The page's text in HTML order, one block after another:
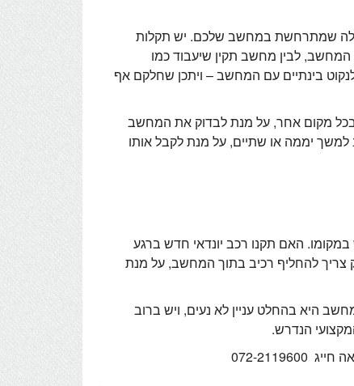
שמתרחשת במחשב שלכם. יש תקלות
לבין מחשב תקין שיעבוד כמו
בינתיים עם המחשב – ויתכן שחלקם אף
בכל מקום אחר, על מנת לבדוק את המחשב
יממה או שתיים, על מנת לקבל אותו
האם תקנו רכב יונדאי חדש ברגע
צריך להחליף רכיב בתוך המחשב, על מנת
היא בהחלט עניין לא נעים, ויש ברוב
הנדרש.